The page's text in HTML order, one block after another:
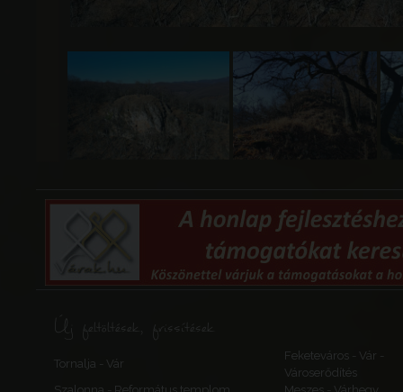
Új feltöltések, frissítések
Tornalja - Vár
Feketeváros - Vár -
Városerődítés